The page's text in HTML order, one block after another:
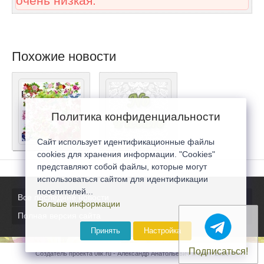
Похожие новости
Все последние новости
Полная версия сайта
Создатель проекта 0lik.ru - Александр Анатольевич © 2007-2026
Подписаться!
Политика конфиденциальности
Сайт использует идентификационные файлы
cookies для хранения информации. "Cookies"
представляют собой файлы, которые могут
использоваться сайтом для идентификации
посетителей...
Больше информации
Принять Настройка